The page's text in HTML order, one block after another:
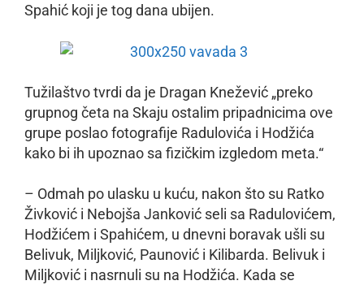
Spahić koji je tog dana ubijen.
Tužilaštvo tvrdi da je Dragan Knežević „preko
grupnog četa na Skaju ostalim pripadnicima ove
grupe poslao fotografije Radulovića i Hodžića
kako bi ih upoznao sa fizičkim izgledom meta.“
– Odmah po ulasku u kuću, nakon što su Ratko
Živković i Nebojša Janković seli sa Radulovićem,
Hodžićem i Spahićem, u dnevni boravak ušli su
Belivuk, Miljković, Paunović i Kilibarda. Belivuk i
Miljković i nasrnuli su na Hodžića. Kada se